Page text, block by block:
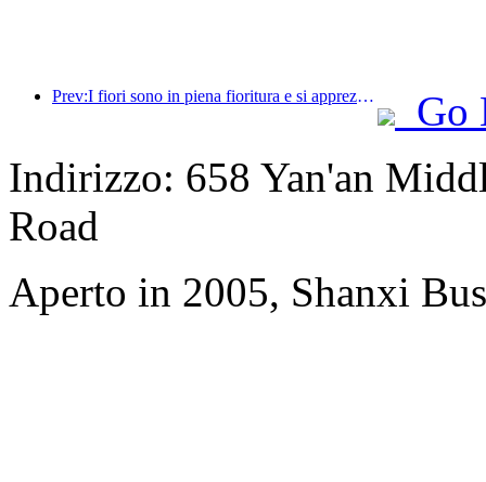
Prev:I fiori sono in piena fioritura e si apprezza la poesia insieme: il Festival della Dea dei Fiori di Ten-Li inizia in grande stile!
Go
Indirizzo: 658 Yan'an
Road
Aperto in 2005, Shanxi